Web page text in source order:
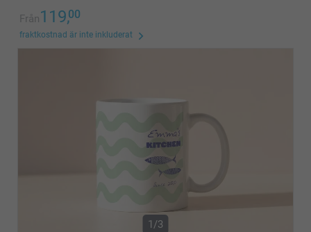
Från119,00
fraktkostnad är inte inkluderat
1/3